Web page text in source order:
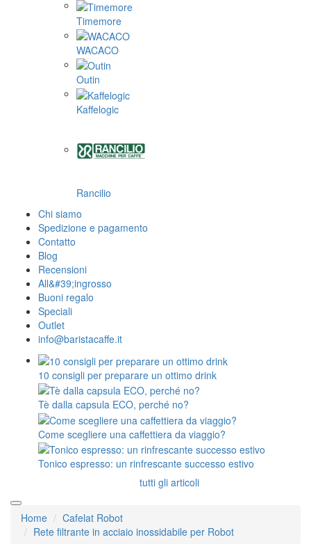
Timemore
WACACO
Outin
Kaffelogic
Rancilio
Chi siamo
Spedizione e pagamento
Contatto
Blog
Recensioni
All&#39;ingrosso
Buoni regalo
Speciali
Outlet
info@baristacaffe.it
10 consigli per preparare un ottimo drink
Tè dalla capsula ECO, perché no?
Come scegliere una caffettiera da viaggio?
Tonico espresso: un rinfrescante successo estivo
tutti gli articoli
Home
Cafelat Robot
Rete filtrante in acciaio inossidabile per Robot